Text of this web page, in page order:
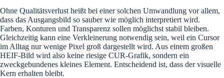
Ohne Qualitätsverlust heißt bei einer solchen Umwandlung vor allem,
dass das Ausgangsbild so sauber wie möglich interpretiert wird.
Farben, Konturen und Transparenz sollen möglichst stabil bleiben.
Gleichzeitig kann eine Verkleinerung notwendig sein, weil ein Cursor
im Alltag nur wenige Pixel groß dargestellt wird. Aus einem großen
HEIF-Bild wird also keine riesige CUR-Grafik, sondern ein
zweckgebundenes kleines Element. Entscheidend ist, dass der visuelle
Kern erhalten bleibt.